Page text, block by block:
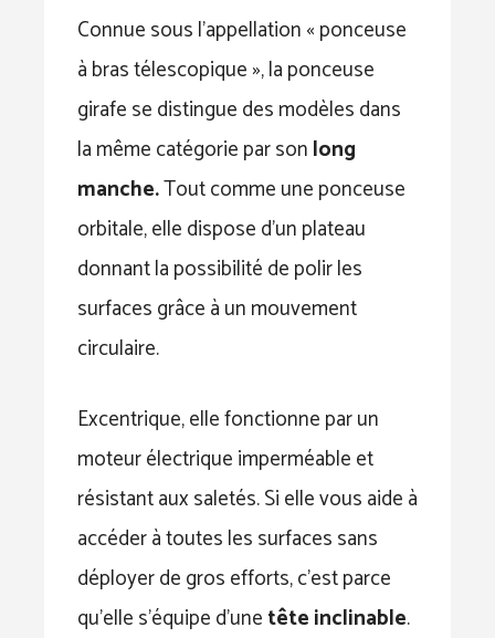
Connue sous l’appellation « ponceuse
à bras télescopique », la ponceuse
girafe se distingue des modèles dans
la même catégorie par sonlong
manche.Tout comme une ponceuse
orbitale, elle dispose d’un plateau
donnant la possibilité de polir les
surfaces grâce à un mouvement
circulaire.
Excentrique, elle fonctionne par un
moteur électrique imperméable et
résistant aux saletés. Si elle vous aide à
accéder à toutes les surfaces sans
déployer de gros efforts, c’est parce
qu’elle s’équipe d’unetête inclinable.